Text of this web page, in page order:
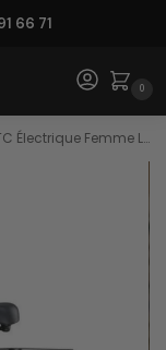
66 71
0
Électrique Femme Longue Distance